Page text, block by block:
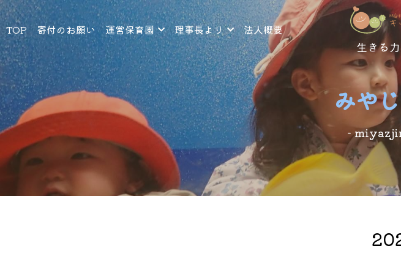
TOP 寄付のお願い 運営保育園 理事長より 法人概要
生きる
みや
-